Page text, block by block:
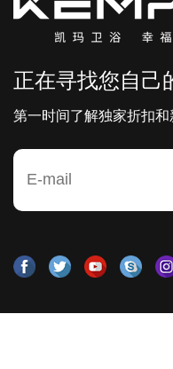
正在寻找您自己
第一时间了解独家折扣和